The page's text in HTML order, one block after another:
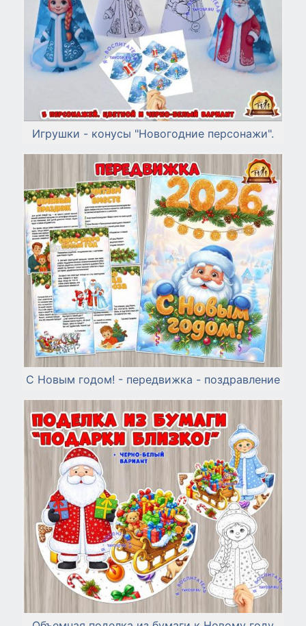
Игрушки - конусы "Новогодние персонажи".
С Новым годом! - передвижка - поздравление